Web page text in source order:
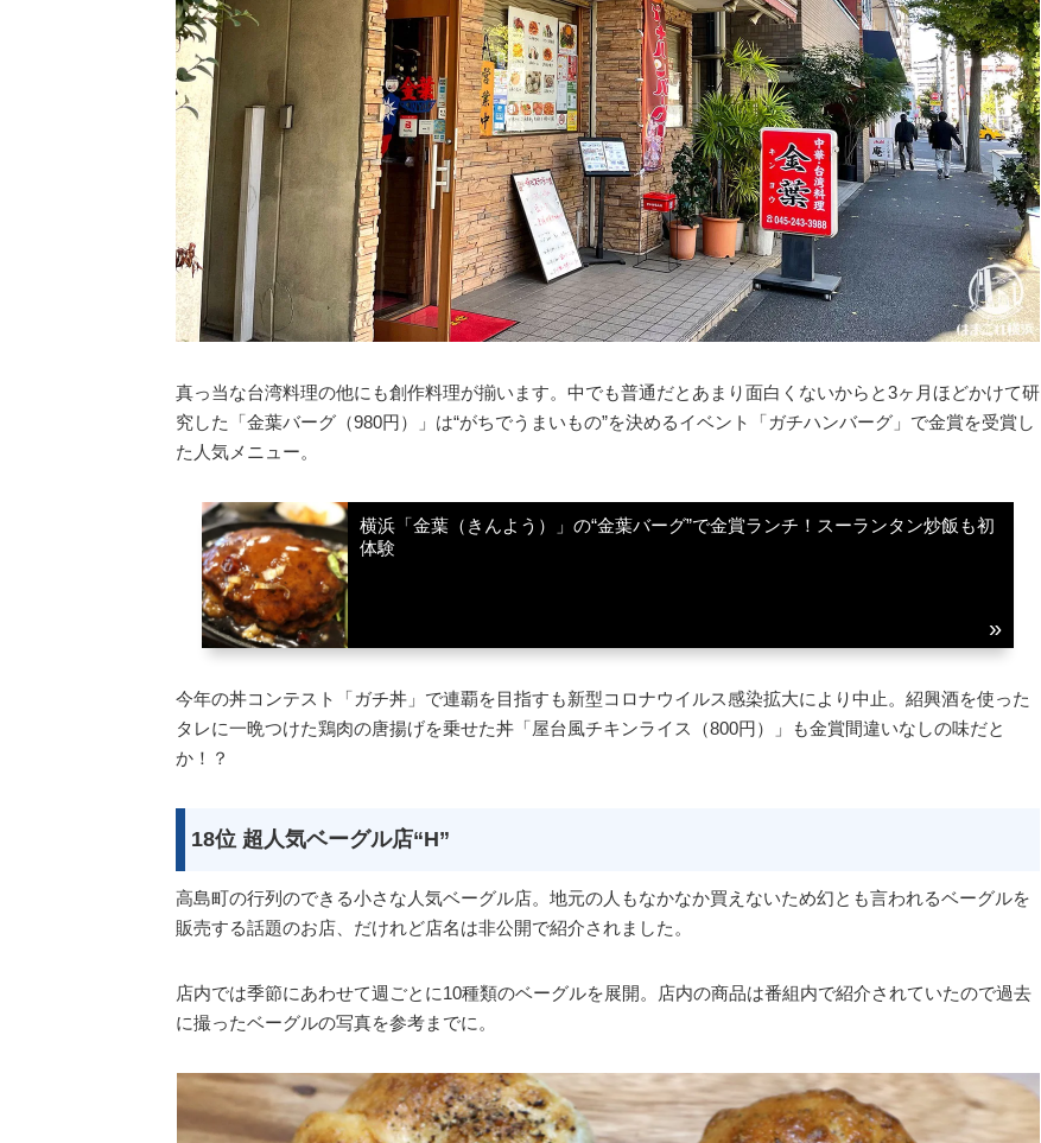
真っ当な台湾料理の他にも創作料理が揃います。中でも普通だとあまり面白くないからと3ヶ月ほどかけて研
究した「金葉バーグ（980円）」は“がちでうまいもの”を決めるイベント「ガチハンバーグ」で金賞を受賞し
た人気メニュー。
横浜「金葉（きんよう）」の“金葉バーグ”で金賞ランチ！スーランタン炒飯も初
体験
今年の丼コンテスト「ガチ丼」で連覇を目指すも新型コロナウイルス感染拡大により中止。紹興酒を使った
タレに一晩つけた鶏肉の唐揚げを乗せた丼「屋台風チキンライス（800円）」も金賞間違いなしの味だと
か！？
18位 超人気ベーグル店“H”
高島町の行列のできる小さな人気ベーグル店。地元の人もなかなか買えないため幻とも言われるベーグルを
販売する話題のお店、だけれど店名は非公開で紹介されました。
店内では季節にあわせて週ごとに10種類のベーグルを展開。店内の商品は番組内で紹介されていたので過去
に撮ったベーグルの写真を参考までに。